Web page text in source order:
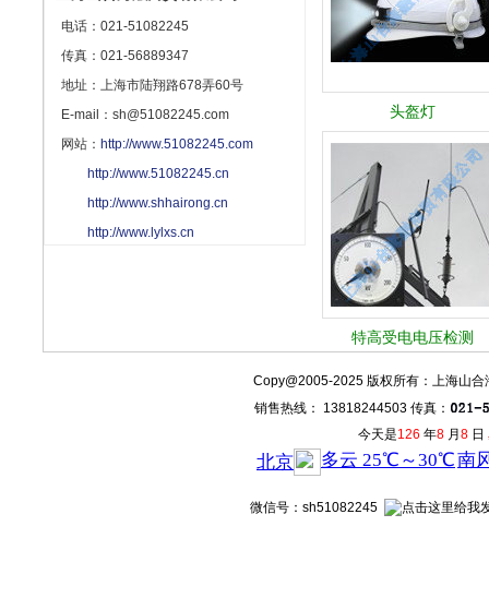
电话：021-51082245
传真：021-56889347
地址：上海市陆翔路678弄60号
E-mail：sh@51082245.com
网站： http://www.51082245.com
http://www.51082245.cn
http://www.shhairong.cn
http://www.lylxs.cn
头盔灯
特高受电电压检测